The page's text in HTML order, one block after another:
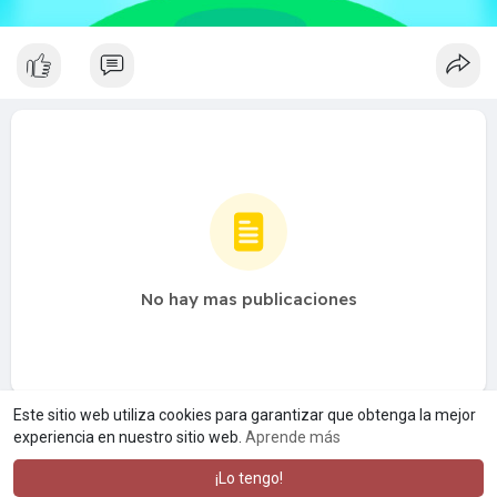
Este sitio web utiliza cookies para garantizar que obtenga la mejor
experiencia en nuestro sitio web. Aprende más
¡Lo tengo!
No hay mas publicaciones